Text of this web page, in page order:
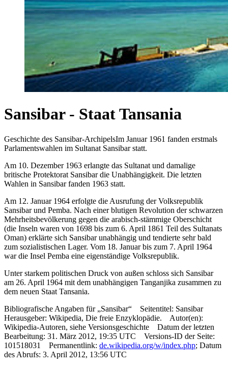
Sansibar - Staat Tansania
Geschichte des Sansibar-ArchipelsIm Januar 1961 fanden erstmals
Parlamentswahlen im Sultanat Sansibar statt.
Am 10. Dezember 1963 erlangte das Sultanat und damalige
britische Protektorat Sansibar die Unabhängigkeit. Die letzten
Wahlen in Sansibar fanden 1963 statt.
Am 12. Januar 1964 erfolgte die Ausrufung der Volksrepublik
Sansibar und Pemba. Nach einer blutigen Revolution der schwarzen
Mehrheitsbevölkerung gegen die arabisch-stämmige Oberschicht
(die Inseln waren von 1698 bis zum 6. April 1861 Teil des Sultanats
Oman) erklärte sich Sansibar unabhängig und tendierte sehr bald
zum sozialistischen Lager. Vom 18. Januar bis zum 7. April 1964
war die Insel Pemba eine eigenständige Volksrepublik.
Unter starkem politischen Druck von außen schloss sich Sansibar
am 26. April 1964 mit dem unabhängigen Tanganjika zusammen zu
dem neuen Staat Tansania.
Bibliografische Angaben für „Sansibar“ Seitentitel: Sansibar
Herausgeber: Wikipedia, Die freie Enzyklopädie. Autor(en):
Wikipedia-Autoren, siehe Versionsgeschichte Datum der letzten
Bearbeitung: 31. März 2012, 19:35 UTC Versions-ID der Seite:
101518031 Permanentlink: de.wikipedia.org/w/index.php; Datum
des Abrufs: 3. April 2012, 13:56 UTC